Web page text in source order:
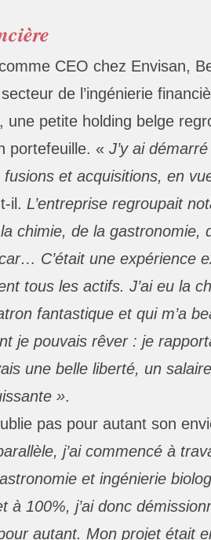
CEO chez Envisan,
de l’ingénierie
une petite holding belge
portefeuille. « J’y ai
fusions et acquisitions, en
il. L’entreprise regroupait
chimie, de la gastronomie,
C’était une expérience
tous les actifs. J’ai eu la
fantastique et qui m’a
je pouvais rêver : je
une belle liberté, un
».
pas pour autant son
j’ai commencé à
et ingénierie
à 100%, j’ai donc
autant. Mon projet était